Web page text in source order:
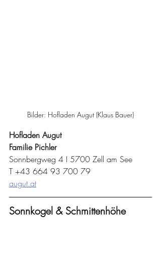
Bilder: Hofladen Augut (Klaus Bauer)
Hofladen Augut
Familie Pichler
Sonnbergweg 4 I 5700 Zell am See
T +43 664 93 700 79
augut.at
Sonnkogel & Schmittenhöhe